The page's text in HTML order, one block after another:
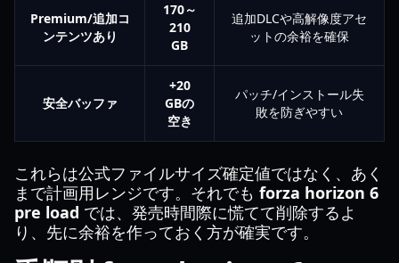
Premium/追加コ
ンテンツあり
170～
210
GB
追加DLCや高解像度アセ
ットの余裕を確保
安全バッファ
+20
GBの
空き
パッチ/インストール失
敗を防ぎやすい
これらは公式ファイルサイズ確定値ではなく、あく
まで計画用レンジです。それでも forza horizon 6
pre load では、発売時間際に慌てて削除するよ
り、先に余裕を作っておく方が確実です。